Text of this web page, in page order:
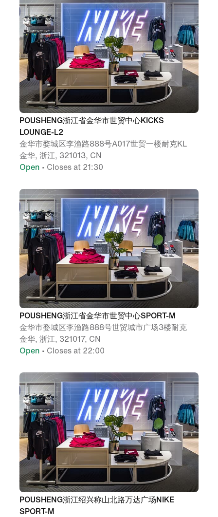
POUSHENG浙江省金华市世贸中心KICKS
LOUNGE-L2
金华市婺城区李渔路888号A017世贸一楼耐克KL
金华, 浙江, 321013, CN
Open • Closes at 21:30
POUSHENG浙江省金华市世贸中心SPORT-M
金华市婺城区李渔路888号世贸城市广场3楼耐克
金华, 浙江, 321017, CN
Open • Closes at 22:00
POUSHENG浙江绍兴称山北路万达广场NIKE
SPORT-M